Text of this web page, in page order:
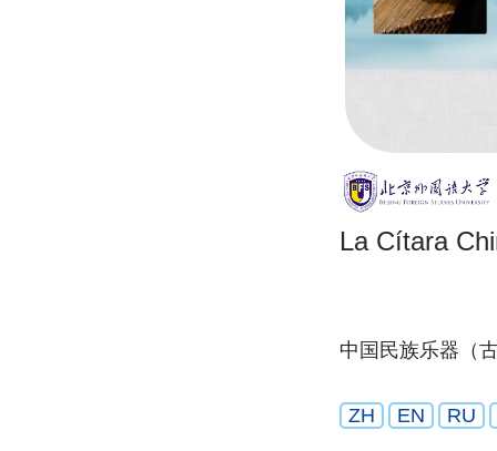
La Cítara
中国民族乐器（
ZH EN RU